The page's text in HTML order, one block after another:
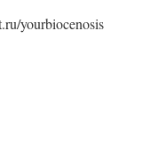
yourbiocenosis